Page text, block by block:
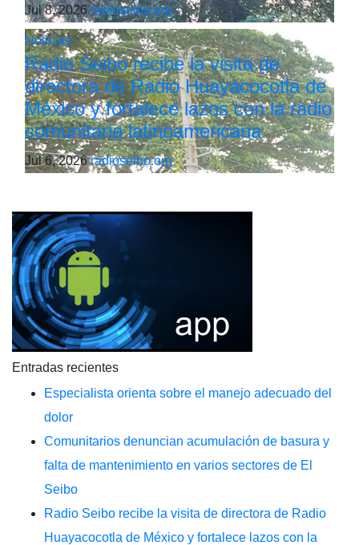
Jul 8, 2026radioseibo.org
Noticias
Radio Seibo recibe la visita de
directora de Radio Huayacocotla de
México y fortalece lazos con la radio
comunitaria latinoamericana
Jul 6, 2026radioseibo.org
Entradas recientes
Especialista orienta sobre el manejo adecuado del
dolor
Comunitarios denuncian acumulación de basura y
falta de mantenimiento en varios sectores de El
Seibo
Radio Seibo recibe la visita de directora de Radio
Huayacocotla de México y fortalece lazos con la